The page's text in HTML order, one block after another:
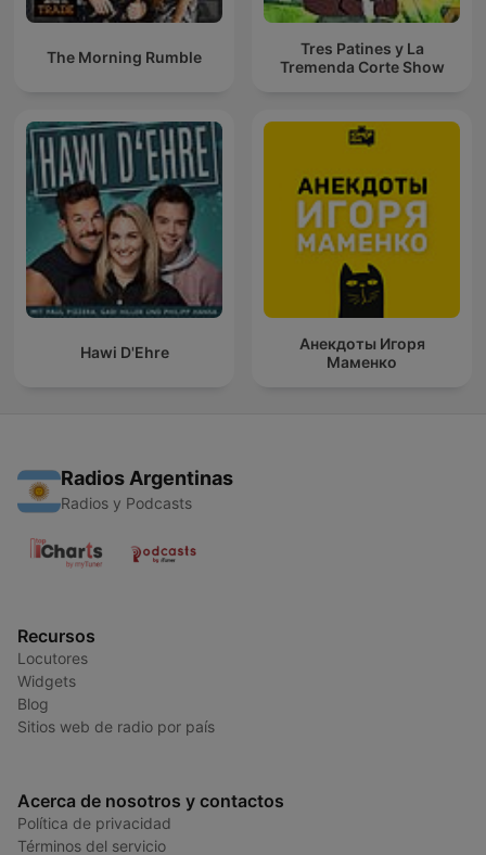
The Morning Rumble
Tres Patines y La
Tremenda Corte Show
Hawi D'Ehre
Анекдоты Игоря
Маменко
Radios Argentinas
Radios y Podcasts
Recursos
Locutores
Widgets
Blog
Sitios web de radio por país
Acerca de nosotros y contactos
Política de privacidad
Términos del servicio